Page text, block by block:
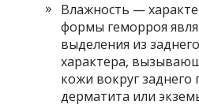
Влажность —
формы геморроя
выделения из
характера,
кожи вокруг заднего
дерматита или